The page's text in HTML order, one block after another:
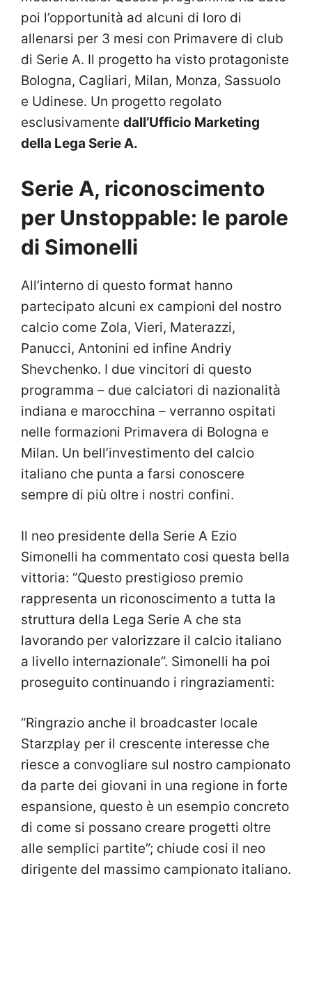
poi l’opportunità ad alcuni di loro di
allenarsi per 3 mesi con Primavere di club
di Serie A. Il progetto ha visto protagoniste
Bologna, Cagliari, Milan, Monza, Sassuolo
e Udinese. Un progetto regolato
esclusivamente dall’Ufficio Marketing
della Lega Serie A.
Serie A, riconoscimento
per Unstoppable: le parole
di Simonelli
All’interno di questo format hanno
partecipato alcuni ex campioni del nostro
calcio come Zola, Vieri, Materazzi,
Panucci, Antonini ed infine Andriy
Shevchenko. I due vincitori di questo
programma – due calciatori di nazionalità
indiana e marocchina – verranno ospitati
nelle formazioni Primavera di Bologna e
Milan. Un bell’investimento del calcio
italiano che punta a farsi conoscere
sempre di più oltre i nostri confini.
Il neo presidente della Serie A Ezio
Simonelli ha commentato cosi questa bella
vittoria: “Questo prestigioso premio
rappresenta un riconoscimento a tutta la
struttura della Lega Serie A che sta
lavorando per valorizzare il calcio italiano
a livello internazionale”. Simonelli ha poi
proseguito continuando i ringraziamenti:
“Ringrazio anche il broadcaster locale
Starzplay per il crescente interesse che
riesce a convogliare sul nostro campionato
da parte dei giovani in una regione in forte
espansione, questo è un esempio concreto
di come si possano creare progetti oltre
alle semplici partite”; chiude cosi il neo
dirigente del massimo campionato italiano.